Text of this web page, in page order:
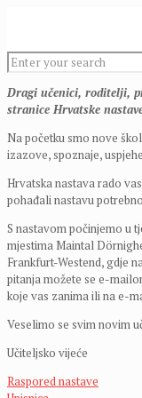
Dragi učenici, roditelji,
stranice Hrvatske
Na početku smo nove
izazove, spoznaje,
Hrvatska nastava rado
pohađali nastavu
S nastavom počinjemo u
mjestima Maintal
Frankfurt-Westend, gdje
pitanja možete se e-
koje vas zanima ili na e-
Veselimo se svim novim
Učiteljsko vijeće
Raspored nastave